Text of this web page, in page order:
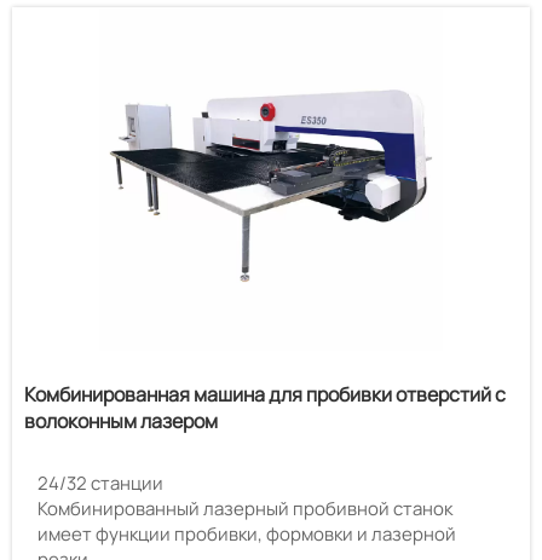
Комбинированная машина для пробивки отверстий с
волоконным лазером
24/32 станции
Комбинированный лазерный пробивной станок
имеет функции пробивки, формовки и лазерной